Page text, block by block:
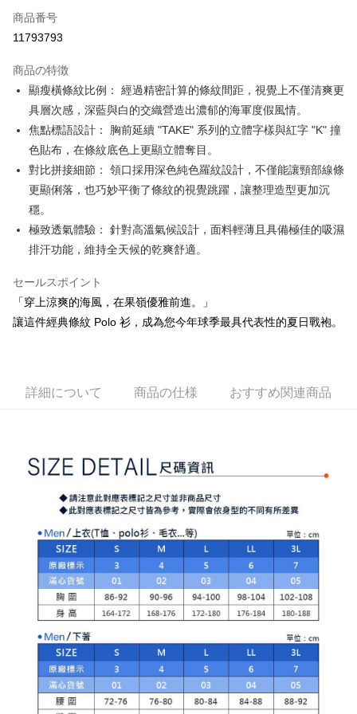
Apple Pay
Easy Wallet
OP Pay Later
説明
【OP Pay Later 使用説明】
1. 本サービスは台湾大哥大によって提供され、台湾大哥大のユーザーは追
加の申請なしで即時に利用可能です。
2. 支払い方法で「OP Pay Later」を選択すると、注文が成立した後に自動
いの回数や支払い期限を選択し、支払いを確認すると取引が完了します。
3. 実際の承認額、分割回数および費用については、後続の取引確認ページ
を基準とします。
4. 注文成立後30分以内に確認取引を行わない場合や審査が通過しない場
発生した場合は、システムの評価基準に達していないことを意味し、評価
内容についての説明はいたしかねます。
2. SMSのリンクを通じて請求書を開いた後、「コンビニバーコード／台湾
大直営店舗／銀行振込／街口支払い／iPASS MONEY」などのチャネルで
1. 本サービスは「台湾大哥大株式会社」（以下「当社」といいます）によ
って提供され、ユーザーが取引時に本サービスを通じて商品やサービスを
後、契約に基づいて当社の請求書で帳款を支払うことになります。
2. 「OP Pay Later」を利用する契約関係の目的から、店舗はあなたの個人
情報（名前、電話または住所を含む）を台湾大哥大に提供し、収集、処理
および利用するために、当社があなた本人と分割請求書に必要な情報の確
認、照合および修正を行います。
3. 完全なユーザーサービス規約については、以下のリンクを参照してくだ
さい：https://oppay.tw/userRule
AFTEE代金後払い
説明
一、 AFTEE代金後払いについて
1.お支払い方法でAFTEE代金後払いを選択すると、携帯電話認証ウィンド
2.SMSで認証してお支払い手続を進めてください。
3.注文するときのお支払いは不要です。商品はご指定の住所に配送されま
4.ご注文が完了すると、携帯に支払い通知のSMSが届きます。アプリ会員
5.商品受け取り時のお支払いは不要です。商品を確かめてから、SMSまた
はアプリの通知に従って、4大コンビニ、またはATM/オンラインバンキン
まで延長できます。
約商品や商品到着日が比較的遅い商品）。そのため、商品到着の有無に関
わらず、AFTEEで指定された期限内にお支払いください。
二、支払い限度額
き、限度額が設定されます。
2.決済金額は最低NT$20です。
3.現在、台湾の会員のみご利用いただけます。
三、利用規約「AFTEE代金後払い」（以下当サービスという）はネットプ
ロテクションズ（以下 AFTEE という）が提供し、AFTEEが代金を徴収し
ます。当サービスご利用の際に提供しなければならない個人情報（注文者
の氏名、電話番号、受取人の氏名、電話番号、受取人住所を含むがこれに
限らない）は、AFTEEに渡され当サービスで必要な範囲内で利用されま
す。AFTEEの個人情報の収集、処理、利用について、詳細はAFTEE公式ホ
ームページの『個人情報の収集、処理及び利用に関する声明』をご参照く
ださい（https://aftee.tw/privacypolicy/）。
ATM払い
送料無料
付款後全家取貨
送料無料
7-11取貨付款
送料無料
送料無料
離島宅配
送料無料
商品番号
11793793
商品の特徴
顯瘦橫條紋比例： 經過精密計算的條紋間距，視覺上不僅清爽更
具層次感，深藍與白的交織營造出濃郁的海軍度假風情。
焦點標語設計： 胸前延續 "TAKE" 系列的立體字樣與紅字 "K" 撞
色貼布，在條紋底色上更顯立體奪目。
對比拼接細節： 領口採用深色純色羅紋設計，不僅能讓頸部線條
更顯俐落，也巧妙平衡了條紋的視覺跳躍，讓整理造型更加沉
穩。
極致透氣體驗： 針對高溫氣候設計，面料輕薄且具備極佳的吸濕
排汗功能，維持全天候的乾爽舒適。
セールスポイント
「穿上涼爽的海風，在果嶺優雅前進。」
讓這件經典條紋 Polo 衫，成為您今年球季最具代表性的夏日戰袍。
詳細について 商品の仕様 おすすめ関連商品